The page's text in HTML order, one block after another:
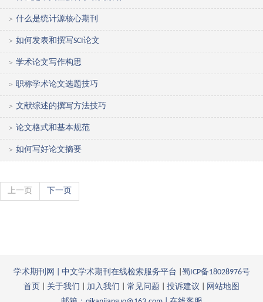
> 什么是统计源核心期刊
> 如何发表和撰写SCI论文
> 学术论文写作构思
> 职称学术论文选题技巧
> 文献综述的撰写方法技巧
> 论文格式和基本规范
> 如何写好论文摘要
上一页 下一页
学术期刊网 | 中文学术期刊在线检索服务平台
蜀ICP备18028976号
首页
关于我们 加入我们 常见问题 投诉建议
网站地图